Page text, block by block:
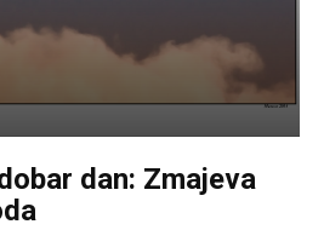
dan: Zmajeva